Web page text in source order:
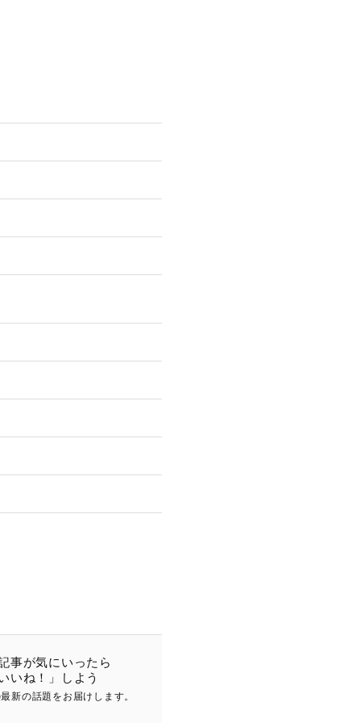
事が気にいったら
いね！」しよう
新の話題をお届け します。